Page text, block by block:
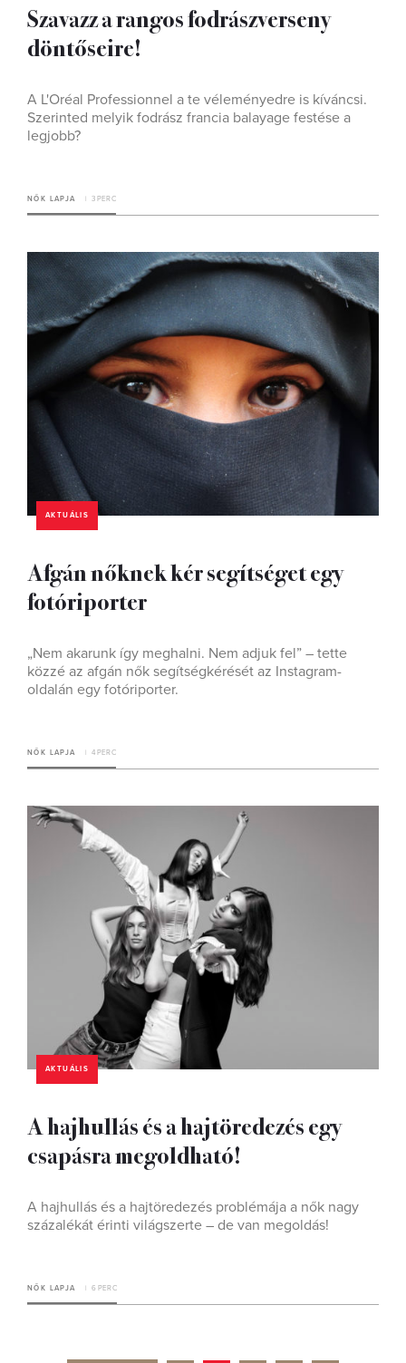
Szavazz a rangos fodrászverseny
döntőseire!
A L'Oréal Professionnel a te véleményedre is kíváncsi.
Szerinted melyik fodrász francia balayage festése a
legjobb?
NŐK LAPJA 3 PERC
AKTUÁLIS
Afgán nőknek kér segítséget egy
fotóriporter
„Nem akarunk így meghalni. Nem adjuk fel” – tette
közzé az afgán nők segítségkérését az Instagram-
oldalán egy fotóriporter.
NŐK LAPJA 4 PERC
AKTUÁLIS
A hajhullás és a hajtöredezés egy
csapásra megoldható!
A hajhullás és a hajtöredezés problémája a nők nagy
százalékát érinti világszerte – de van megoldás!
NŐK LAPJA 6 PERC